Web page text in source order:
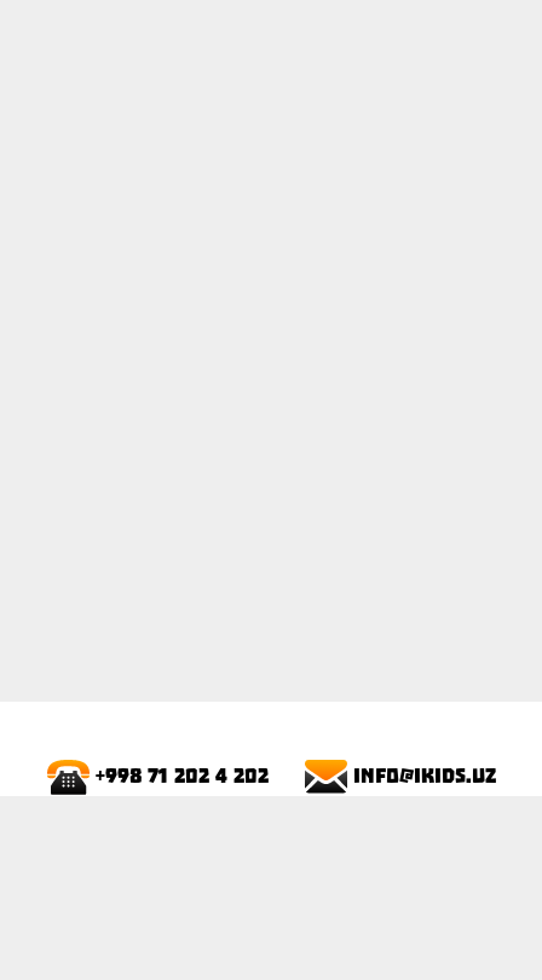
+998 71 202 4 202 info@ikids.uz